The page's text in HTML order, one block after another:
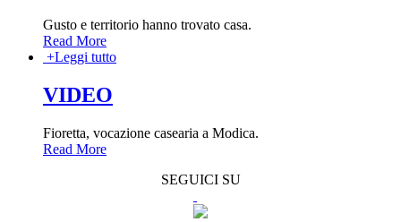
Gusto e territorio hanno trovato casa.
Read More
+Leggi tutto
VIDEO
Fioretta, vocazione casearia a Modica.
Read More
SEGUICI SU